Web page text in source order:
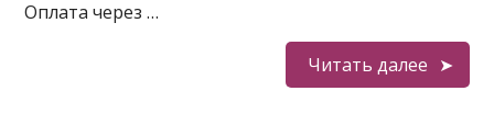
Оплата через …
Читать далее